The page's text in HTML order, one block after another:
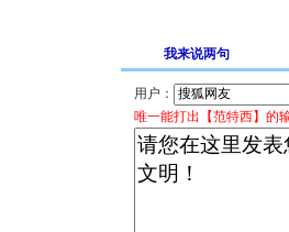
我来说两句
用户：
唯一能打出【范特西】的